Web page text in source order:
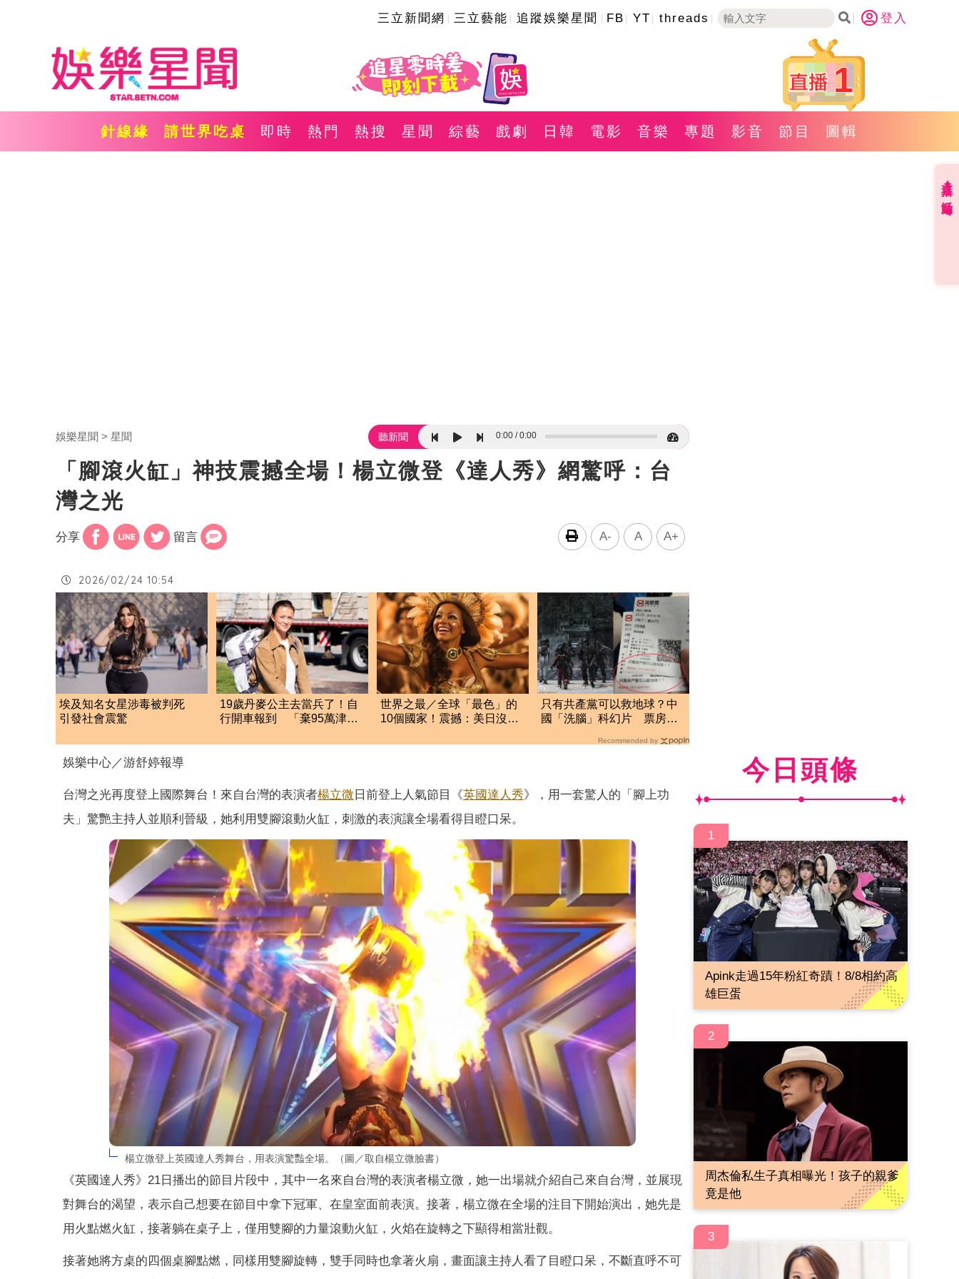
三立新聞網 三立藝能 追蹤娛樂星聞 FB YT threads 登入
1
針線緣 請世界吃桌 即時 熱門 熱搜 星聞 綜藝 戲劇 日韓 電影 音樂 專題 影音 節目 圖輯
娛樂星聞 星聞 聽新聞 0:00 0:00
「腳滾火缸」神技震撼全場！楊立微登《達人秀》網驚呼：台
灣之光
分享 留言 A- A A+
2026/02/24 10:54
埃及知名女星涉毒被判死
引發社會震驚
19歲丹麥公主去當兵了！自
行開車報到 「棄95萬津
世界之最／全球「最色」的
10個國家！震撼：美日沒上
只有共產黨可以救地球？中
國「洗腦」科幻片 票房破
Recommended by
娛樂中心／游舒婷報導
台灣之光再度登上國際舞台！來自台灣的表演者楊立微 日前登上人氣節目《英國達人秀》，用一套驚人的「腳上功
夫」驚艷主持人並順利晉級，她利用雙腳滾動火缸，刺激的表演讓全場看得目瞪口呆。
楊立微登上英國達人秀舞台，用表演驚豔全場。（圖／取自楊立微臉書）
《英國達人秀》21日播出的節目片段中，其中一名來自台灣的表演者楊立微，她一出場就介紹自己來自台灣，並展現
對舞台的渴望，表示自己想要在節目中拿下冠軍、在皇室面前表演。接著，楊立微在全場的注目下開始演出，她先是
用火點燃火缸，接著躺在桌子上，僅用雙腳的力量滾動火缸，火焰在旋轉之下顯得相當壯觀。
接著她將方桌的四個桌腳點燃，同樣用雙腳旋轉，雙手同時也拿著火扇，畫面讓主持人看了目瞪口呆，不斷直呼不可
今日頭條
1
Apink走過15年粉紅奇蹟！8/8相約高
雄巨蛋
2
周杰倫私生子真相曝光！孩子的親爹
竟是他
3
直播✦活動